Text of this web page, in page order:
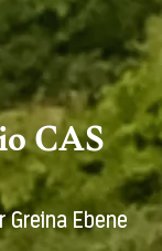
CAS
Ebene